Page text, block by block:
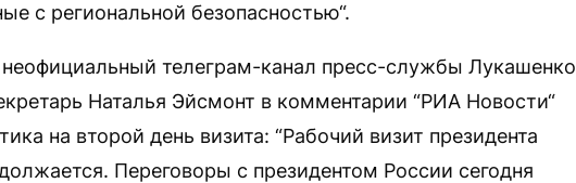
с региональной безопасностью“.
телеграм-канал пресс-службы Лукашенко
Наталья Эйсмонт в комментарии “РИА Новости“
на второй день визита: “Рабочий визит президента
Переговоры с президентом России сегодня